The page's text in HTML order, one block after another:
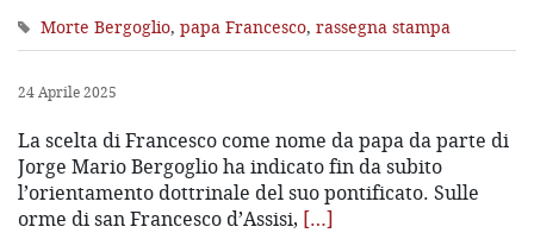
Morte Bergoglio, papa Francesco, rassegna stampa
24 Aprile 2025
La scelta di Francesco come nome da papa da parte di
Jorge Mario Bergoglio ha indicato fin da subito
l’orientamento dottrinale del suo pontificato. Sulle
orme di san Francesco d’Assisi, […]